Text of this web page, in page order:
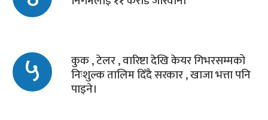
५ कुक , टेलर , वारिष्टा देखि केयर गिभरसम्मको
निःशुल्क तालिम दिँदै सरकार , खाजा भत्ता पनि
पाइने।